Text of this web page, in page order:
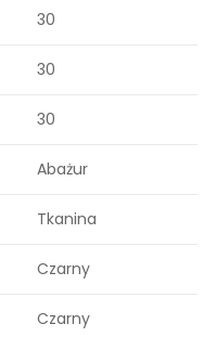
30
30
30
Abażur
Tkanina
Czarny
Czarny